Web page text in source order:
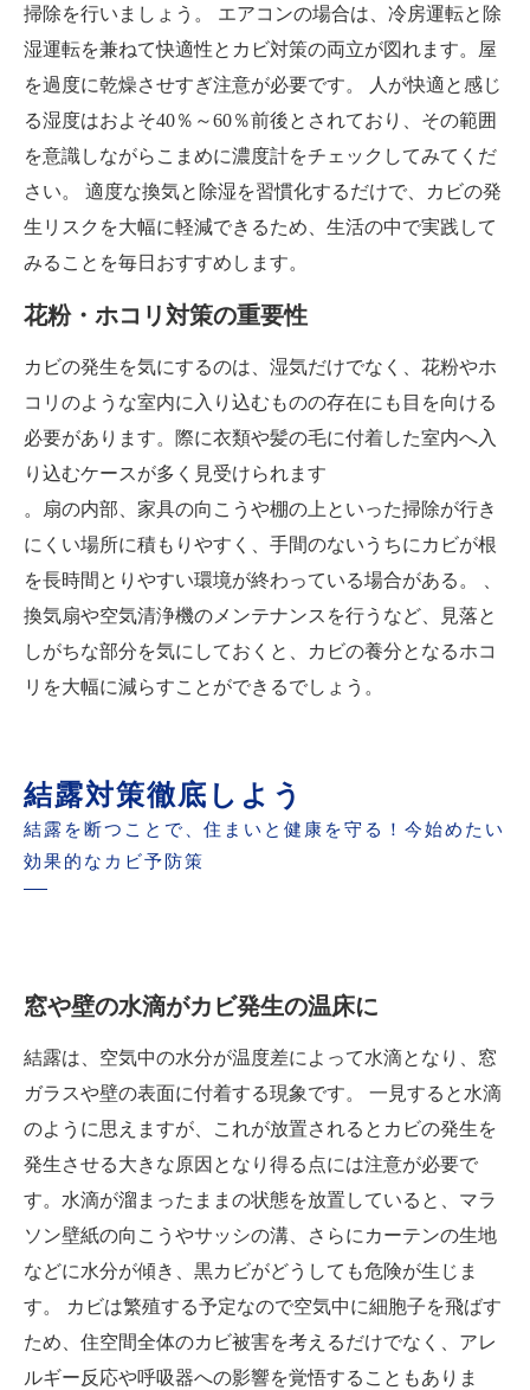
掃除を行いましょう。 エアコンの場合は、冷房運転と除
湿運転を兼ねて快適性とカビ対策の両立が図れます。屋
を過度に乾燥させすぎ注意が必要です。 人が快適と感じ
る湿度はおよそ40％～60％前後とされており、その範囲
を意識しながらこまめに濃度計をチェックしてみてくだ
さい。 適度な換気と除湿を習慣化するだけで、カビの発
生リスクを大幅に軽減できるため、生活の中で実践して
みることを毎日おすすめします。
花粉・ホコリ対策の重要性
カビの発生を気にするのは、湿気だけでなく、花粉やホ
コリのような室内に入り込むものの存在にも目を向ける
必要があります。際に衣類や髪の毛に付着した室内へ入
り込むケースが多く見受けられます
。扇の内部、家具の向こうや棚の上といった掃除が行き
にくい場所に積もりやすく、手間のないうちにカビが根
を長時間とりやすい環境が終わっている場合がある。 、
換気扇や空気清浄機のメンテナンスを行うなど、見落と
しがちな部分を気にしておくと、カビの養分となるホコ
リを大幅に減らすことができるでしょう。
結露対策徹底しよう
結露を断つことで、住まいと健康を守る！今始めたい
効果的なカビ予防策
窓や壁の水滴がカビ発生の温床に
結露は、空気中の水分が温度差によって水滴となり、窓
ガラスや壁の表面に付着する現象です。 一見すると水滴
のように思えますが、これが放置されるとカビの発生を
発生させる大きな原因となり得る点には注意が必要で
す。水滴が溜まったままの状態を放置していると、マラ
ソン壁紙の向こうやサッシの溝、さらにカーテンの生地
などに水分が傾き、黒カビがどうしても危険が生じま
す。 カビは繁殖する予定なので空気中に細胞子を飛ばす
ため、住空間全体のカビ被害を考えるだけでなく、アレ
ルギー反応や呼吸器への影響を覚悟することもありま